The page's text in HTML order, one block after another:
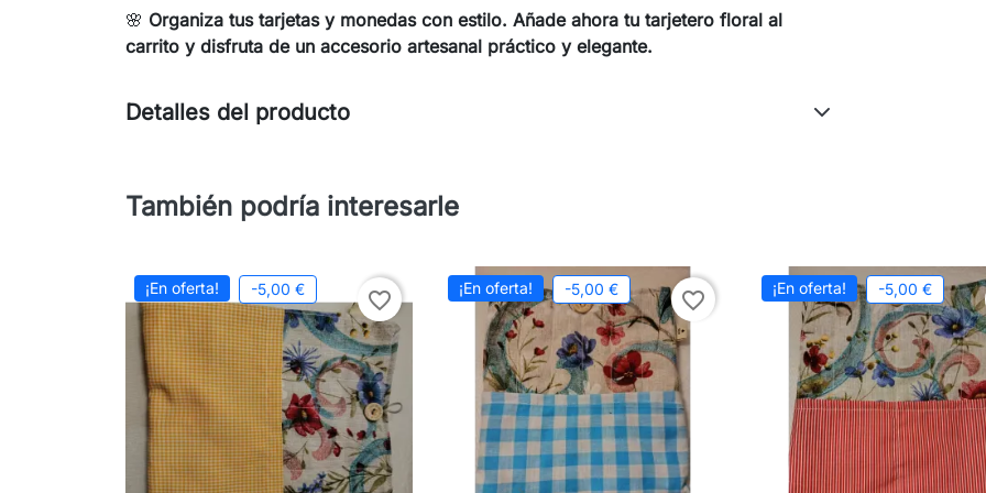
🌸 Organiza tus tarjetas y monedas con estilo. Añade ahora tu tarjetero floral al
carrito y disfruta de un accesorio artesanal práctico y elegante.
Detalles del producto
También podría interesarle
¡En oferta! -5,00 € favorite_border ¡En oferta! -5,00 € favorite_border ¡En oferta! -5,00 €